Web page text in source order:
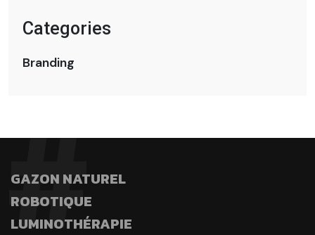
Categories
Branding
GAZON NATUREL
ROBOTIQUE
LUMINOTHÉRAPIE